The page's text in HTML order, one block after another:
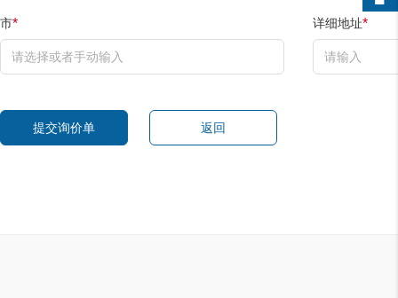
市* 详细地址*
提交询价单 返回